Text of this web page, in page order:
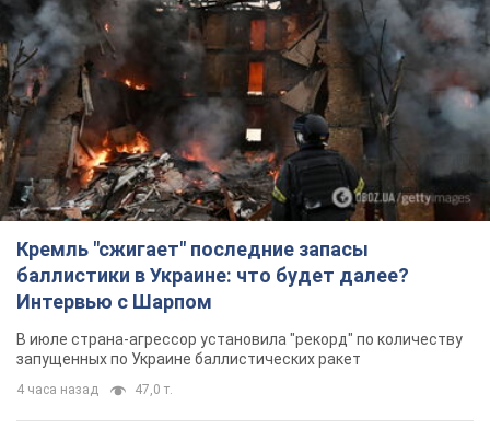
Кремль "сжигает" последние запасы
баллистики в Украине: что будет далее?
Интервью с Шарпом
В июле страна-агрессор установила "рекорд" по количеству
запущенных по Украине баллистических ракет
4 часа назад 47,0 т.